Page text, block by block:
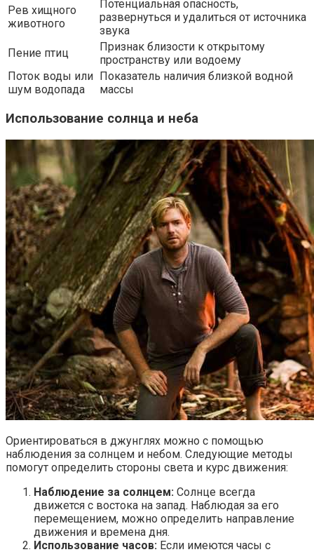
Рев хищного
животного
Потенциальная опасность,
развернуться и удалиться от источника
звука
Пение птиц
Признак близости к открытому
пространству или водоему
Поток воды или
шум водопада
Показатель наличия близкой водной
массы
Использование солнца и неба
Ориентироваться в джунглях можно с помощью
наблюдения за солнцем и небом. Следующие методы
помогут определить стороны света и курс движения:
Наблюдение за солнцем: Солнце всегда
движется с востока на запад. Наблюдая за его
перемещением, можно определить направление
движения и времена дня.
Использование часов: Если имеются часы с